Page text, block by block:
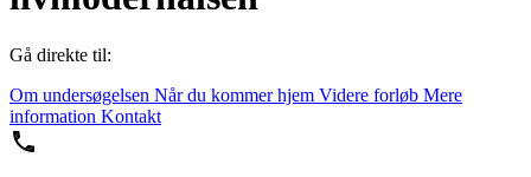
Gå direkte til:
Om undersøgelsen Når du kommer hjem Videre forløb Mere
information Kontakt